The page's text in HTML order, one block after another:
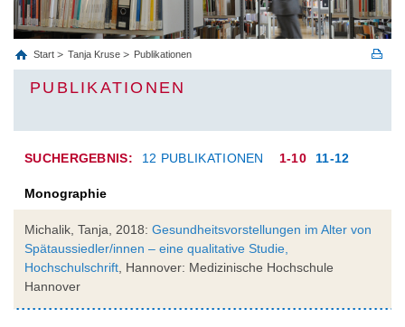
Start Tanja Kruse Publikationen
PUBLIKATIONEN
SUCHERGEBNIS: 12 PUBLIKATIONEN 1-10 11-12
Monographie
Michalik, Tanja, 2018: Gesundheitsvorstellungen im Alter von
Spätaussiedler/innen – eine qualitative Studie,
Hochschulschrift , Hannover: Medizinische Hochschule
Hannover